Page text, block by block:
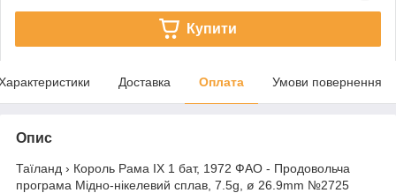
Купити
Доставка Оплата Умови повернення
Опис
Таїланд › Король Рама IX 1 бат, 1972 ФАО - Продовольча
програма Мідно-нікелевий сплав, 7.5g, ø 26.9mm №2725